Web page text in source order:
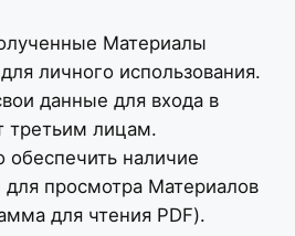
Материалы
личного использования.
данные для входа в
третьим лицам.
обеспечить наличие
просмотра Материалов
для чтения PDF).